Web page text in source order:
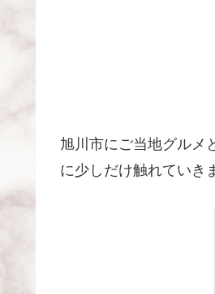
旭川市にご当地グルメ
に少しだけ触れていき